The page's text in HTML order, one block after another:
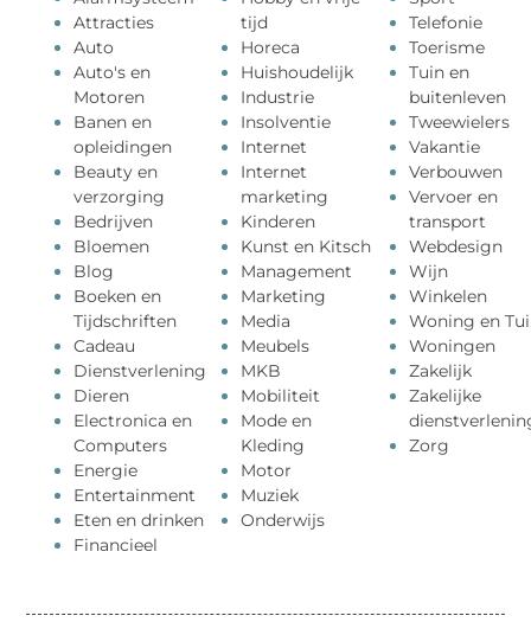
Attracties
Auto
Auto's en
Motoren
Banen en
opleidingen
Beauty en
verzorging
Bedrijven
Bloemen
Blog
Boeken en
Tijdschriften
Cadeau
Dienstverlening
Dieren
Electronica en
Computers
Energie
Entertainment
Eten en drinken
Financieel
tijd
Horeca
Huishoudelijk
Industrie
Insolventie
Internet
Internet
marketing
Kinderen
Kunst en Kitsch
Management
Marketing
Media
Meubels
MKB
Mobiliteit
Mode en
Kleding
Motor
Muziek
Onderwijs
Telefonie
Toerisme
Tuin en
buitenleven
Tweewielers
Vakantie
Verbouwen
Vervoer en
transport
Webdesign
Wijn
Winkelen
Woning en
Woningen
Zakelijk
Zakelijke
Zorg